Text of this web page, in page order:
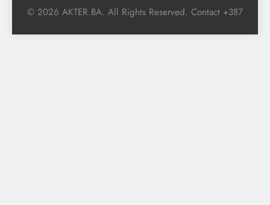
© 2026 AKTER.BA. All Rights Reserved. Contact +387